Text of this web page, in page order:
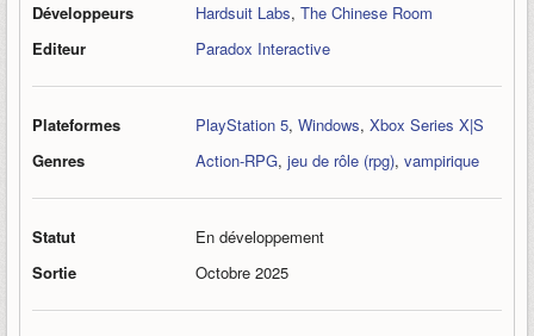
Développeurs Hardsuit Labs, The Chinese Room
Editeur
Paradox Interactive
Plateformes PlayStation 5, Windows, Xbox Series X|S
Genres
Action-RPG, jeu de rôle (rpg), vampirique
Statut
En développement
Sortie
Octobre 2025